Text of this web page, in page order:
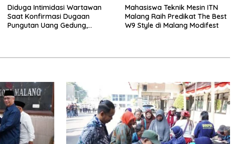
Diduga Intimidasi Wartawan
Saat Konfirmasi Dugaan
Pungutan Uang Gedung,
Mahasiswa Teknik Mesin ITN
Malang Raih Predikat The Best
W9 Style di Malang Modifest